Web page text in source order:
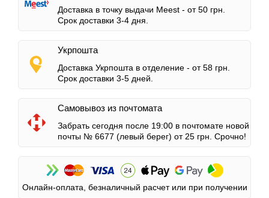
Доставка в точку выдачи Meest - от 50 грн.
Срок доставки 3-4 дня.
Укрпошта
Доставка Укрпошта в отделение - от 58 грн.
Срок доставки 3-5 дней.
Самовывоз из почтомата
Забрать сегодня после 19:00 в почтомате новой
почты № 6677 (левый берег) от 25 грн. Срочно!
Онлайн-оплата, безналичный расчет или при получении